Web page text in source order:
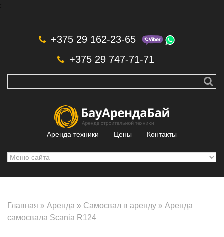
;
+375 29 162-23-65
+375 29 747-71-71
Аренда техники Цены Контакты
Главная » Аренда » Самосвал в аренду » Аренда
самосвала Scania R124